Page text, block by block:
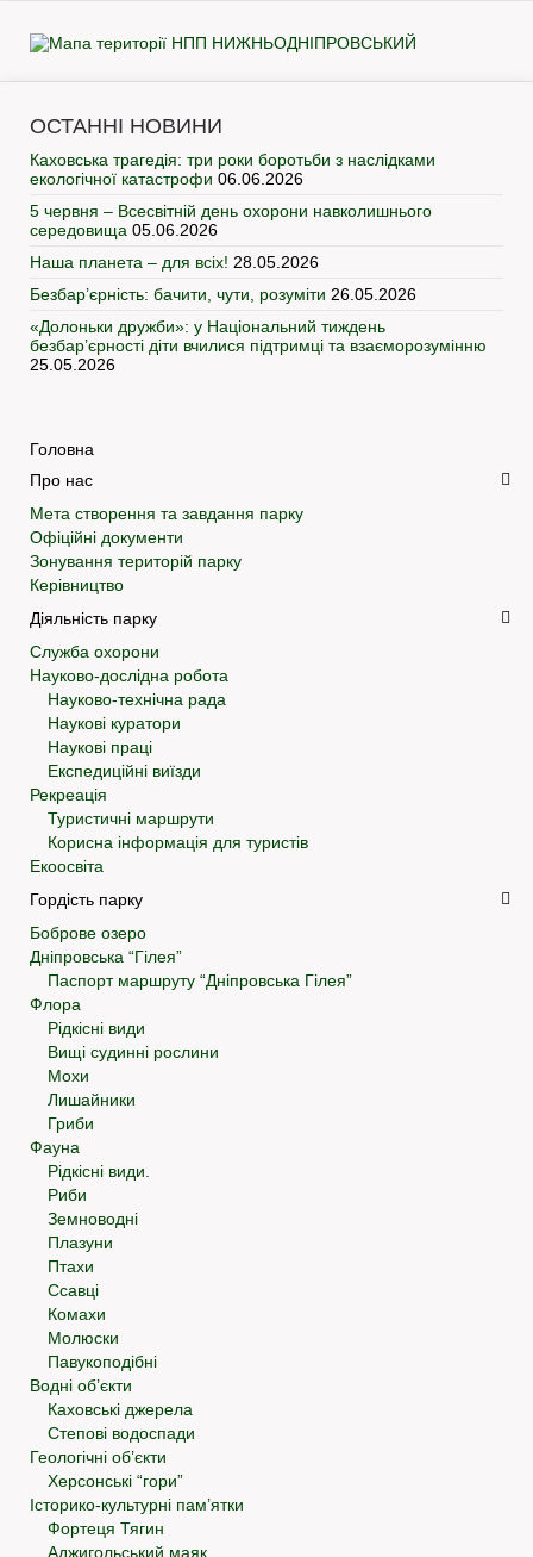
ОСТАННІ НОВИНИ
Каховська трагедія: три роки боротьби з наслідками
екологічної катастрофи 06.06.2026
5 червня – Всесвітній день охорони навколишнього
середовища 05.06.2026
Наша планета – для всіх! 28.05.2026
Безбар’єрність: бачити, чути, розуміти 26.05.2026
«Долоньки дружби»: у Національний тиждень
безбар’єрності діти вчилися підтримці та взаєморозумінню
25.05.2026
Головна
Про нас
Мета створення та завдання парку
Офіційні документи
Зонування територій парку
Керівництво
Діяльність парку
Служба охорони
Науково-дослідна робота
Науково-технічна рада
Наукові куратори
Наукові праці
Експедиційні виїзди
Рекреація
Туристичні маршрути
Корисна інформація для туристів
Екоосвіта
Гордість парку
Боброве озеро
Дніпровська “Гілея”
Паспорт маршруту “Дніпровська Гілея”
Флора
Рідкісні види
Вищі судинні рослини
Мохи
Лишайники
Гриби
Фауна
Рідкісні види.
Риби
Земноводні
Плазуни
Птахи
Ссавці
Комахи
Молюски
Павукоподібні
Водні об’єкти
Каховські джерела
Степові водоспади
Геологічні об’єкти
Херсонські “гори”
Історико-культурні пам’ятки
Фортеця Тягин
Аджигольський маяк